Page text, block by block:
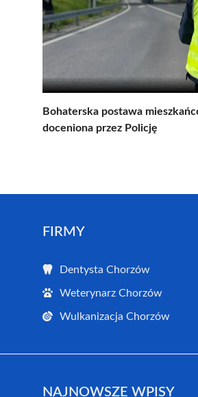
Bohaterska postawa
doceniona przez Policję
FIRMY
Dentysta Chorzów
Weterynarz Chorzów
Wulkanizacja Chorzów
NAJNOWSZE WPISY